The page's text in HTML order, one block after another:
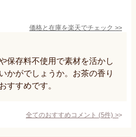
価格と在庫を楽天でチェック >>
保存料不使用で素材を活かし
かがでしょうか。お茶の香り
すすめです。
全てのおすすめコメント (5件) >